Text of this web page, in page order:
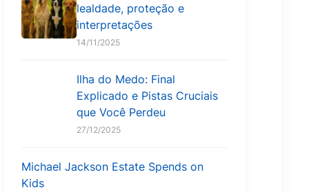
lealdade, proteção e
interpretações
14/11/2025
Ilha do Medo: Final
Explicado e Pistas Cruciais
que Você Perdeu
27/12/2025
Michael Jackson Estate Spends on
Kids